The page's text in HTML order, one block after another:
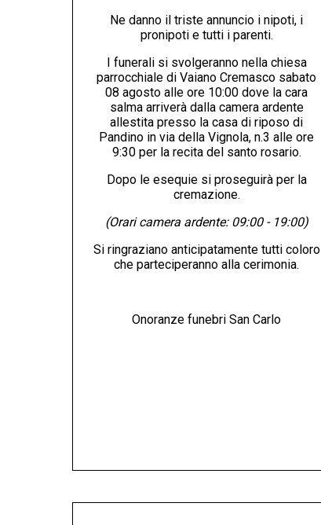
Ne danno il triste annuncio i nipoti, i
pronipoti e tutti i parenti.
I funerali si svolgeranno nella chiesa
parrocchiale di Vaiano Cremasco sabato
08 agosto alle ore 10:00 dove la cara
salma arriverà dalla camera ardente
allestita presso la casa di riposo di
Pandino in via della Vignola, n.3 alle ore
9:30 per la recita del santo rosario.
Dopo le esequie si proseguirà per la
cremazione.
(Orari camera ardente: 09:00 - 19:00)
Si ringraziano anticipatamente tutti coloro
che parteciperanno alla cerimonia.
Onoranze funebri San Carlo